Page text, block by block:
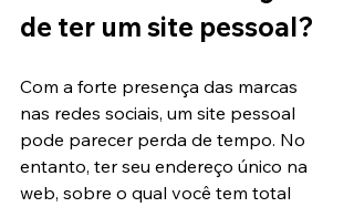
de ter um site pessoal?
Com a forte presença das marcas
nas redes sociais, um site pessoal
pode parecer perda de tempo. No
entanto, ter seu endereço único na
web, sobre o qual você tem total